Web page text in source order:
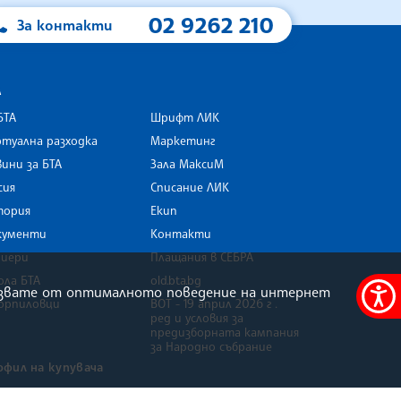
Меню
За контакти 02 9262 210
разходка
за БТА
БТА
Шрифт ЛИК
Маркетинг
Зала МаксиМ
Списание ЛИК
Екип
Контакти
Плащания в СЕБРА
old.bta.bg
ВОТ - 19 април 2026 г .
ред и условия за
предизборната кампания
за Народно събрание
на купувача
от оптималното поведение на интернет